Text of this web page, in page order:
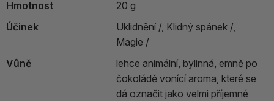
Hmotnost
20 g
Účinek
Uklidnění /, Klidný spánek /,
Magie /
Vůně
lehce animální, bylinná, emně po
čokoládě vonící aroma, které se
dá označit jako velmi příjemné